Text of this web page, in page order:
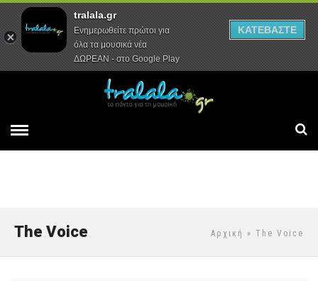
Αρχική Συνεντεύξεις Ρεπορτάζ
Αρχική » The Voice
The Voice
tralala.gr
Ενημερωθείτε πρώτοι για
όλα τα μουσικά νέα
ΔΩΡΕΑΝ - στο Google Play
ΚΑΤΕΒΑΣΤΕ